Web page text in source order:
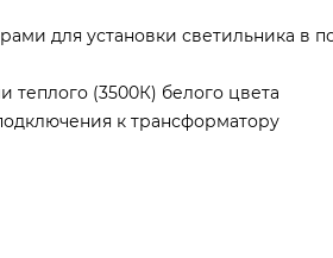
для установки светильника в
теплого (3500К) белого цвета
к трансформатору